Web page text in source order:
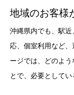
地域のお客様
沖縄県内でも、駅
応、個室利用など
ージでは、どのよ
とで、必要としてい